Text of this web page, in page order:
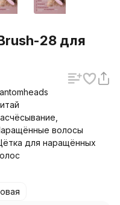
28 для
волосы
для наращённых